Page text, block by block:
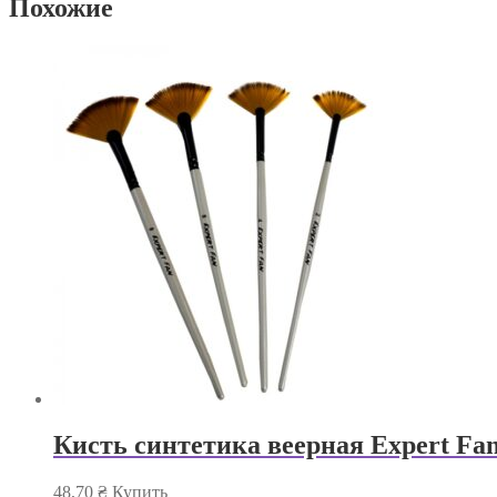
Похожие
Кисть синтетика веерная Expert
48,70 ₴ Купить